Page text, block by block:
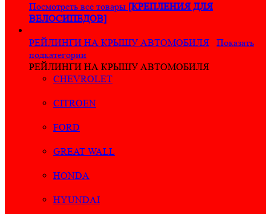
Посмотреть все товары [КРЕПЛЕНИЯ ДЛЯ
ВЕЛОСИПЕДОВ]
РЕЙЛИНГИ НА КРЫШУ АВТОМОБИЛЯ
Показать
подкатегории
РЕЙЛИНГИ НА КРЫШУ АВТОМОБИЛЯ
CHEVROLET
CITROEN
FORD
GREAT WALL
HONDA
HYUNDAI